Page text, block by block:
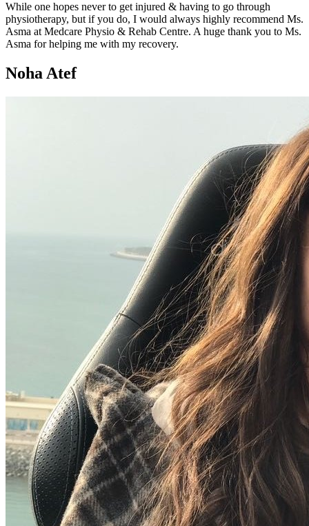
While one hopes never to get injured & having to go through
physiotherapy, but if you do, I would always highly recommend Ms.
Asma at Medcare Physio & Rehab Centre. A huge thank you to Ms.
Asma for helping me with my recovery.
Noha Atef